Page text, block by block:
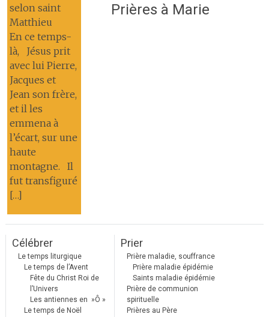
selon saint
Matthieu
En ce temps-
là, Jésus prit
avec lui Pierre,
Jacques et
Jean son frère,
et il les
emmena à
l’écart, sur une
haute
montagne. Il
fut transfiguré
[…]
Prières à Marie
Célébrer
Le temps liturgique
Le temps de l’Avent
Fête du Christ Roi de
l’Univers
Les antiennes en »Ô »
Le temps de Noël
Prier
Prière maladie, souffrance
Prière maladie épidémie
Saints maladie épidémie
Prière de communion
spirituelle
Prières au Père